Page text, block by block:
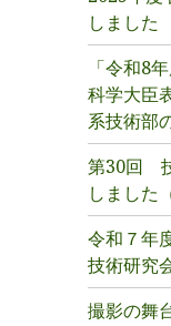
しました
「令和8
科学大臣
系技術部
第30回
しました
令和７年
技術研究
撮影の舞